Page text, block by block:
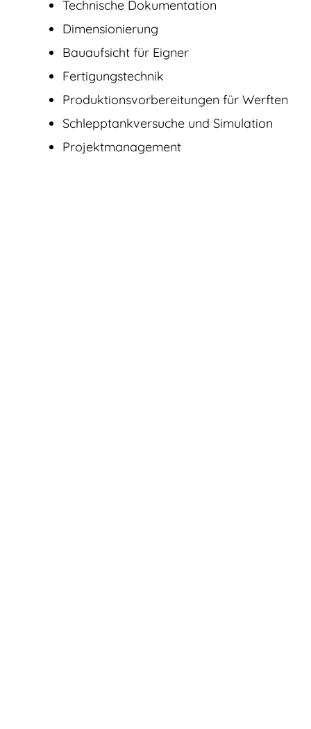
Technische Dokumentation
Dimensionierung
Bauaufsicht für Eigner
Fertigungstechnik
Produktions­vorbereitungen für Werften
Schlepptankversuche und Simulation
Projektmanagement